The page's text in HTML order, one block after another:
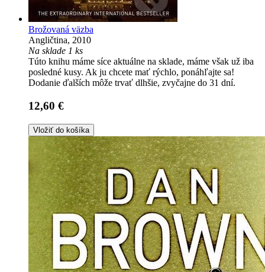
Brožovaná väzba
Angličtina, 2010
Na sklade 1 ks
Túto knihu máme síce aktuálne na sklade, máme však už iba
posledné kusy. Ak ju chcete mať rýchlo, ponáhľajte sa!
Dodanie ďalších môže trvať dlhšie, zvyčajne do 31 dní.
12,60 €
Vložiť do košíka